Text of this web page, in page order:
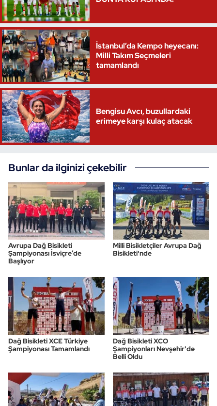
İstanbul’da Kempo heyecanı:
Milli Takım Seçmeleri
tamamlandı
Bengisu Avcı, buzullardaki
erimeye karşı kulaç atacak
Bunlar da ilginizi çekebilir
Avrupa Dağ Bisikleti
Şampiyonası İsviçre’de
Başlıyor
Milli Bisikletçiler Avrupa Dağ
Bisikleti'nde
Dağ Bisikleti XCE Türkiye
Şampiyonası Tamamlandı
Dağ Bisikleti XCO
Şampiyonları Nevşehir'de
Belli Oldu
Triatlon
Voleybol
Vücut Geliştirme Fitness
Wushu Kungfu
Yelken
Yüzme